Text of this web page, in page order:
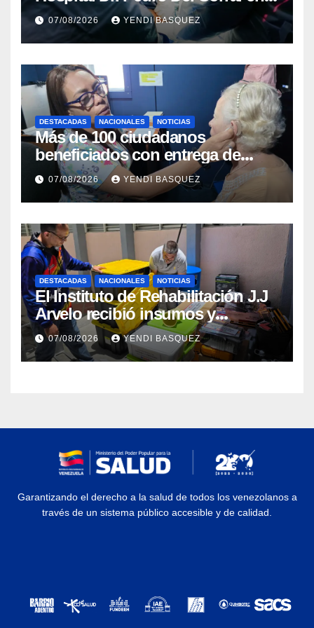
Guárico
07/08/2026 YENDI BASQUEZ
DESTACADAS NACIONALES NOTICIAS
Más de 100 ciudadanos
beneficiados con entrega de
prótesis auditivas en el Centro de
Rehabilitación J.J. Arvelo
07/08/2026 YENDI BASQUEZ
DESTACADAS NACIONALES NOTICIAS
El Instituto de Rehabilitación J.J
Arvelo recibió insumos y
herramientas para la atención de
personas con discapacidad
07/08/2026 YENDI BASQUEZ
Garantizando el derecho a la salud de todos los venezolanos a
través de un sistema público accesible y de calidad.